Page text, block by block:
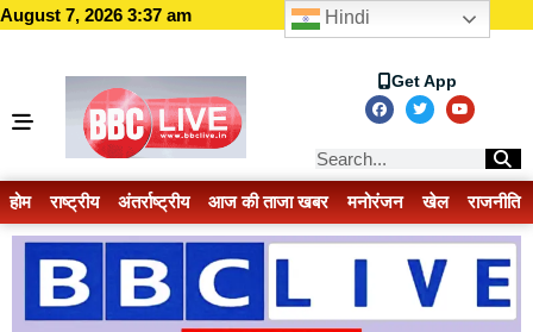
August 7, 2026 3:37 am
Get App
होम राष्ट्रीय अंतर्राष्ट्रीय आज की ताजा खबर मनोरंजन खेल राजनीति
Hindi